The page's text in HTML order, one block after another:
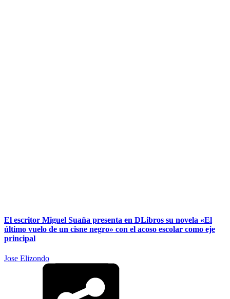
El escritor Miguel Suaña presenta en DLibros su novela «El
último vuelo de un cisne negro» con el acoso escolar como eje
principal
Jose Elizondo